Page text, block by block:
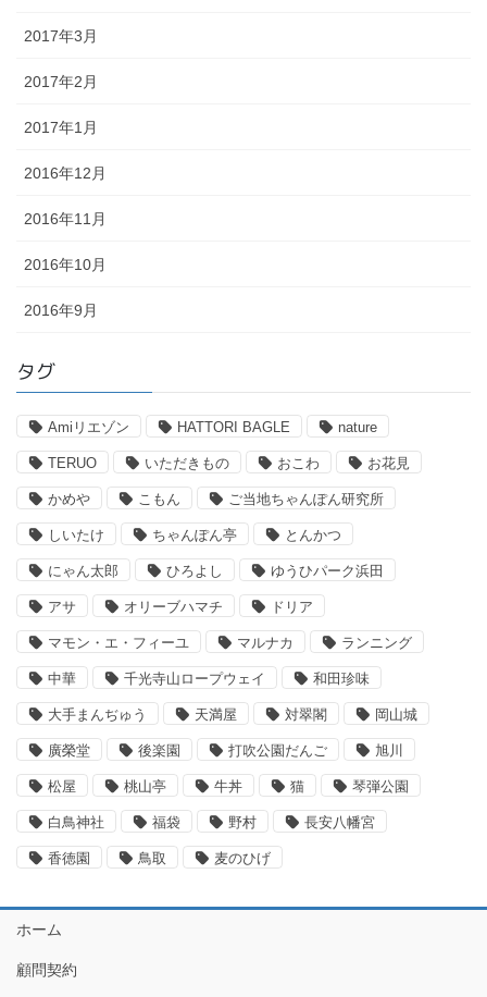
2017年3月
2017年2月
2017年1月
2016年12月
2016年11月
2016年10月
2016年9月
タグ
Amiリエゾン HATTORI BAGLE nature
TERUO いただきもの おこわ お花見
かめや こもん ご当地ちゃんぽん研究所
しいたけ ちゃんぽん亭 とんかつ
にゃん太郎 ひろよし ゆうひパーク浜田
アサ オリーブハマチ ドリア
マモン・エ・フィーユ マルナカ ランニング
中華 千光寺山ロープウェイ 和田珍味
大手まんぢゅう 天満屋 対翠閣 岡山城
廣榮堂 後楽園 打吹公園だんご 旭川
松屋 桃山亭 牛丼 猫 琴弾公園
白鳥神社 福袋 野村 長安八幡宮
香徳園 鳥取 麦のひげ
ホーム
顧問契約